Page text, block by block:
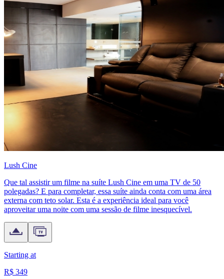
Lush Cine
Que tal assistir um filme na suíte Lush Cine em uma TV de 50
polegadas? E para completar, essa suíte ainda conta com uma área
externa com teto solar. Esta é a experiência ideal para você
aproveitar uma noite com uma sessão de filme inesquecível.
Starting at
R$ 349